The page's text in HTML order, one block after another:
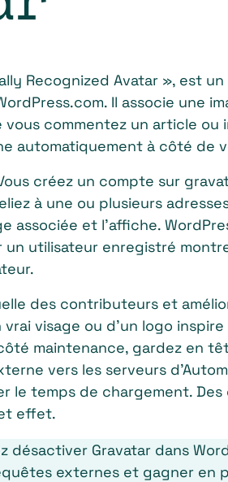
Recognized Avatar », est
Il associe une
vous commentez un article ou
automatiquement à côté de
créez un compte sur
à une ou plusieurs
associée et l’affiche.
utilisateur enregistré
des contributeurs et
visage ou d’un logo
maintenance, gardez en
vers les serveurs
le temps de chargement.
effet.
désactiver Gravatar dans
externes et gagner en